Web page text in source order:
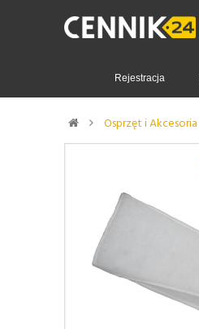
Rejestracja
Osprzęt i Akcesoria